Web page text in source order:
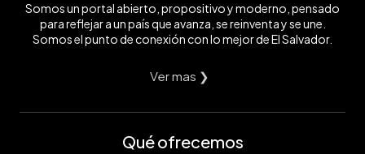
Somos un portal abierto, propositivo y moderno, pensado
para reflejar a un país que avanza, se reinventa y se une.
Somos el punto de conexión con lo mejor de El Salvador.
Ver mas ❯
Qué ofrecemos